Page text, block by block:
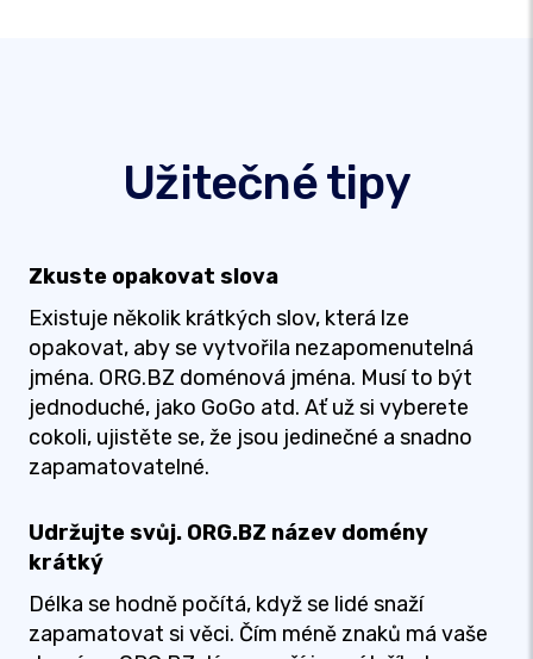
Užitečné tipy
Zkuste opakovat slova
Existuje několik krátkých slov, která lze
opakovat, aby se vytvořila nezapomenutelná
jména. ORG.BZ doménová jména. Musí to být
jednoduché, jako GoGo atd. Ať už si vyberete
cokoli, ujistěte se, že jsou jedinečné a snadno
zapamatovatelné.
Udržujte svůj. ORG.BZ název domény
krátký
Délka se hodně počítá, když se lidé snaží
zapamatovat si věci. Čím méně znaků má vaše